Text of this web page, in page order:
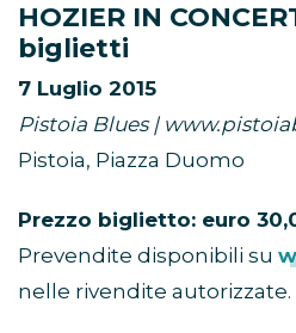
HOZIER IN
biglietti
7 Luglio 2015
Pistoia Blues |
Pistoia, Piazza Duomo
Prezzo biglietto: euro
Prevendite disponibili su
nelle rivendite autorizzate.